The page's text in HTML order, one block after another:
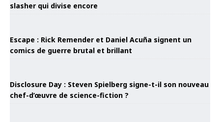
slasher qui divise encore
Escape : Rick Remender et Daniel Acuña signent un
comics de guerre brutal et brillant
Disclosure Day : Steven Spielberg signe-t-il son nouveau
chef-d’œuvre de science-fiction ?